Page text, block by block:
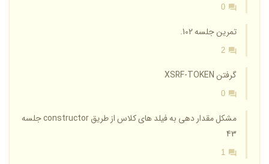
0
تمرین جلسه 102.
2
گرفتن XSRF-TOKEN
0
مشکل مقدار دهی به فیلد های کلاس از طریق constructor جلسه
43
1